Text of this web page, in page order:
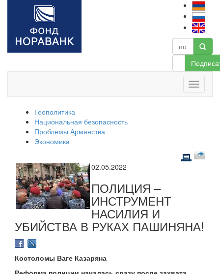
Геополитика
Национальная безопасность
Проблемы Армянства
Экономика
02.05.2022
ПОЛИЦИЯ –
ИНСТРУМЕНТ
НАСИЛИЯ И
УБИЙСТВА В РУКАХ ПАШИНЯНА!
Костоломы Ваге Казаряна